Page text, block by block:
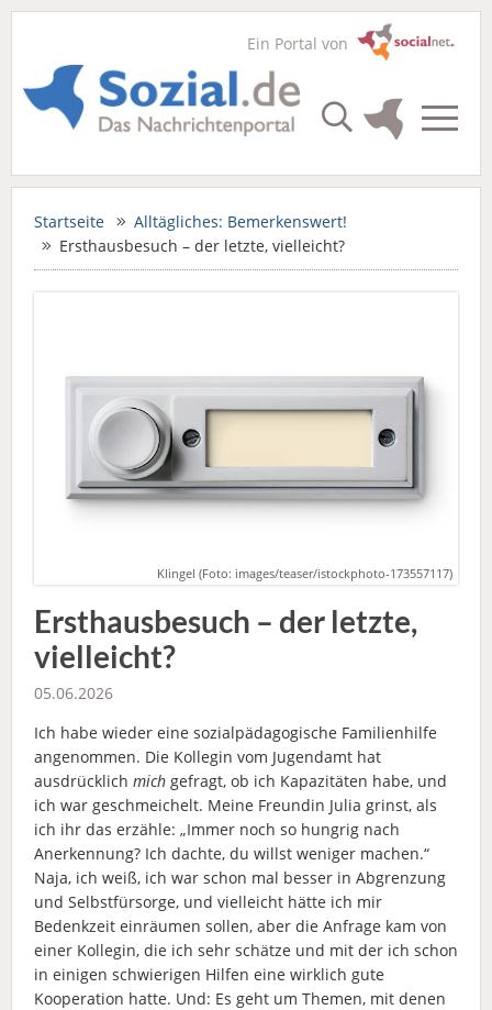
Ein Portal von
Startseite
Alltägliches: Bemerkenswert!
Ersthausbesuch – der letzte, vielleicht?
Klingel (Foto: images/teaser/istockphoto-173557117)
Ersthausbesuch – der letzte,
vielleicht?
05.06.2026
Ich habe wieder eine sozialpädagogische Familienhilfe
angenommen. Die Kollegin vom Jugendamt hat
ausdrücklich mich gefragt, ob ich Kapazitäten habe, und
ich war geschmeichelt. Meine Freundin Julia grinst, als
ich ihr das erzähle: „Immer noch so hungrig nach
Anerkennung? Ich dachte, du willst weniger machen.“
Naja, ich weiß, ich war schon mal besser in Abgrenzung
und Selbstfürsorge, und vielleicht hätte ich mir
Bedenkzeit einräumen sollen, aber die Anfrage kam von
einer Kollegin, die ich sehr schätze und mit der ich schon
in einigen schwierigen Hilfen eine wirklich gute
Kooperation hatte. Und: Es geht um Themen, mit denen